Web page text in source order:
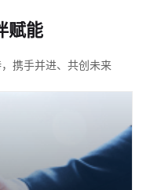
赋能
携手并进、共创未来